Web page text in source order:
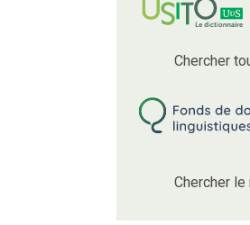
Chercher
Chercher le